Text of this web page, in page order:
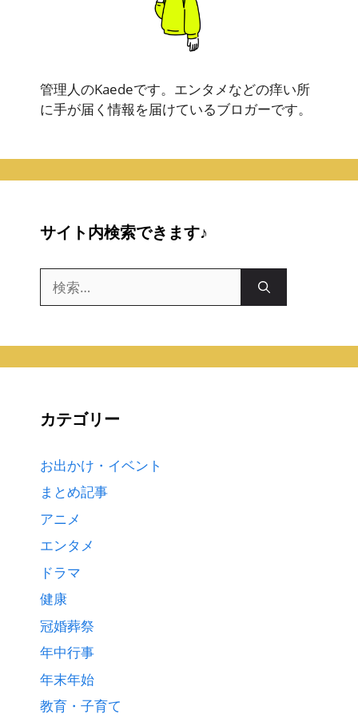
管理人のKaedeです。エンタメなどの痒い所
に手が届く情報を届けているブロガーです。
サイト内検索できます♪
索:
カテゴリー
お出かけ・イベント
まとめ記事
アニメ
エンタメ
ドラマ
健康
冠婚葬祭
年中行事
年末年始
教育・子育て